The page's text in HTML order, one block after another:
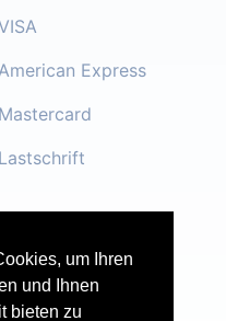
um Ihren
und Ihnen
bieten zu
Express
Mastercard
Lastschrift